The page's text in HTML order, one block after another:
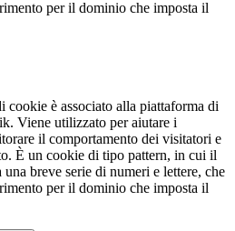
per il dominio che imposta il
cookie è associato alla piattaforma di
Viene utilizzato per aiutare i
il comportamento dei visitatori e
È un cookie di tipo pattern, in cui il
breve serie di numeri e lettere, che
per il dominio che imposta il